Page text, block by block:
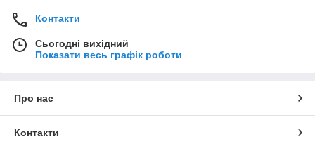
Контакти
Сьогодні вихідний
Показати весь графік роботи
Про нас
Контакти